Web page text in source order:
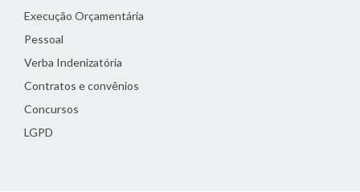
Execução Orçamentária
Pessoal
Verba Indenizatória
Contratos e convênios
Concursos
LGPD